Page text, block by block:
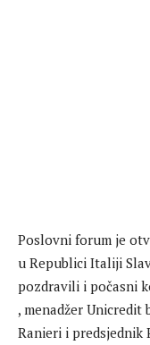
Poslovni forum je
u Republici Italiji
pozdravili i počasni
, menadžer Unicredit
Ranieri i predsjednik